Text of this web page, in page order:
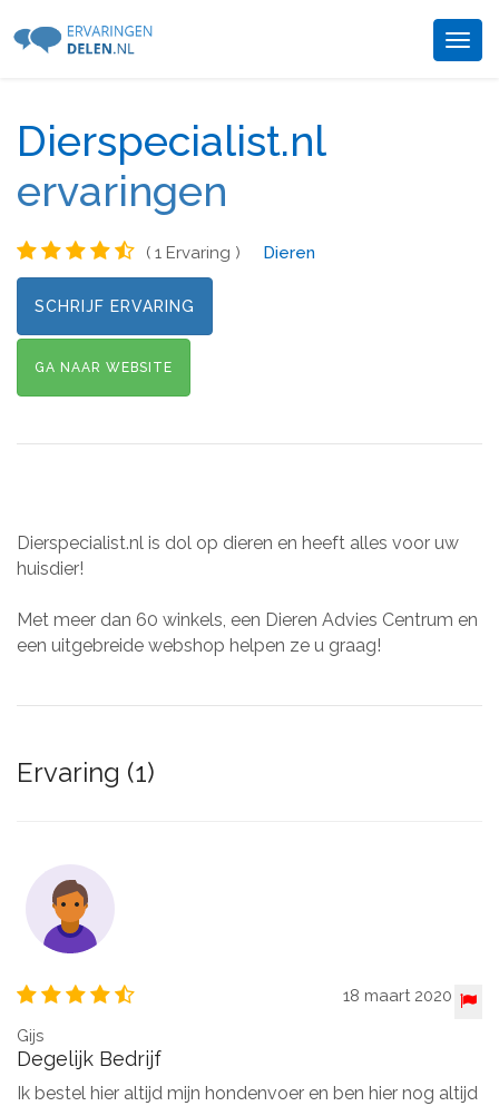
Dierspecialist.nl
ervaringen
( 1 Ervaring ) Dieren
SCHRIJF ERVARING
GA NAAR WEBSITE
Dierspecialist.nl is dol op dieren en heeft alles voor uw
huisdier!
Met meer dan 60 winkels, een Dieren Advies Centrum en
een uitgebreide webshop helpen ze u graag!
Ervaring (1)
18 maart 2020
Gijs
Degelijk Bedrijf
Ik bestel hier altijd mijn hondenvoer en ben hier nog altijd